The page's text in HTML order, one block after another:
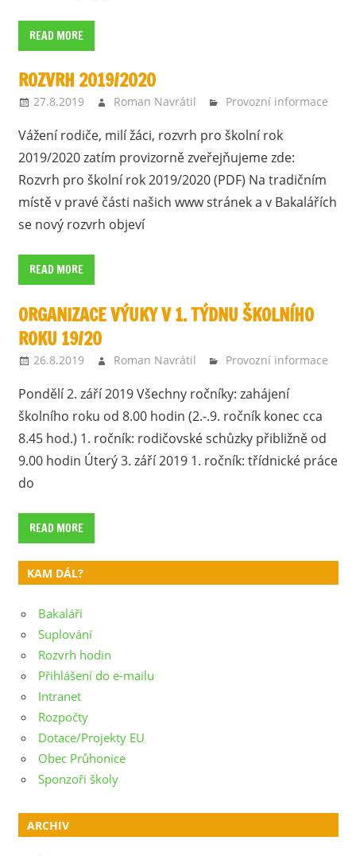
READ MORE
ROZVRH 2019/2020
27.8.2019 Roman Navrátil Provozní informace
Vážení rodiče, milí žáci, rozvrh pro školní rok
2019/2020 zatím provizorně zveřejňujeme zde:
Rozvrh pro školní rok 2019/2020 (PDF) Na tradičním
místě v pravé části našich www stránek a v Bakalářích
se nový rozvrh objeví
READ MORE
ORGANIZACE VÝUKY V 1. TÝDNU ŠKOLNÍHO
ROKU 19/20
26.8.2019 Roman Navrátil Provozní informace
Pondělí 2. září 2019 Všechny ročníky: zahájení
školního roku od 8.00 hodin (2.-.9. ročník konec cca
8.45 hod.) 1. ročník: rodičovské schůzky přibližně od
9.00 hodin Úterý 3. září 2019 1. ročník: třídnické práce
do
READ MORE
KAM DÁL?
Bakaláři
Suplování
Rozvrh hodin
Přihlášení do e-mailu
Intranet
Rozpočty
Dotace/Projekty EU
Obec Průhonice
Sponzoři školy
ARCHIV